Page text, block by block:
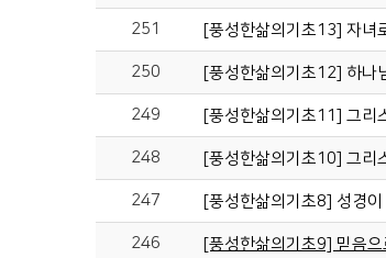
251 [풍성한삶의기초13] 자녀
250 [풍성한삶의기초12] 하나
249
248 [풍성한삶의기초10] 그리
247 [풍성한삶의기초8] 성경
246 [풍성한삶의기초9] 믿음